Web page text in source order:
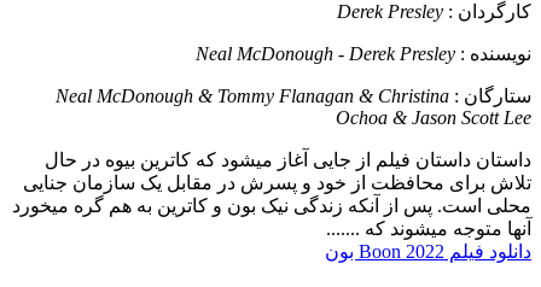
کارگردان : Derek Presley
نویسنده : Neal McDonough - Derek Presley
ستارگان : Neal McDonough & Tommy Flanagan & Christina
Ochoa & Jason Scott Lee
داستان داستان فیلم از جایی آغاز میشود که کاترین بیوه در حال
تلاش برای محافظت از خود و پسرش در مقابل یک سازمان جنایی
محلی است. پس از آنکه زندگی نیک بون و کاترین به هم گره میخورد
آنها متوجه میشوند که .......
دانلود فیلم Boon 2022 بون